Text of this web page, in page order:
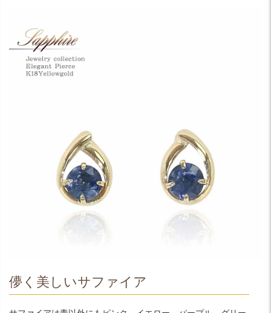
儚く美しいサファイア